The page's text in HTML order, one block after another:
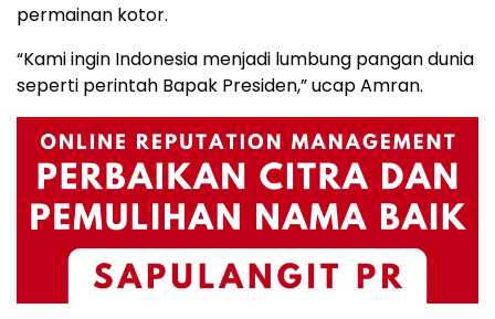
permainan kotor.
“Kami ingin Indonesia menjadi lumbung pangan dunia
seperti perintah Bapak Presiden,” ucap Amran.